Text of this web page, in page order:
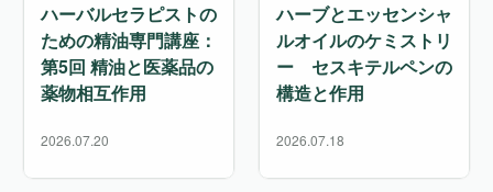
ハーバルセラピストの
ための精油専門講座：
第5回 精油と医薬品の
薬物相互作用
2026.07.20
ハーブとエッセンシャ
ルオイルのケミストリ
ー セスキテルペンの
構造と作用
2026.07.18